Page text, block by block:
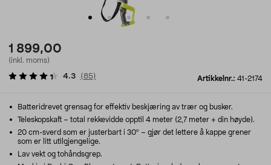
1 899,00
(inkl. moms)
Artikkelnr.: 41-2174
4.3 (85)
Batteridrevet grensag for effektiv beskjæring av trær og busker.
Teleskopskaft – total rekkevidde opptil 4 meter (2,7 meter + din høyde).
20 cm-sverd som er justerbart i 30º – gjør det lettere å kappe grener
som er litt utilgjengelige.
Lav vekt og tohåndsgrep.